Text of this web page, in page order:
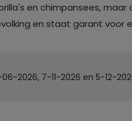
en chimpansees,
en staat garant voor
2026, 7-11-2026 en 5-12-